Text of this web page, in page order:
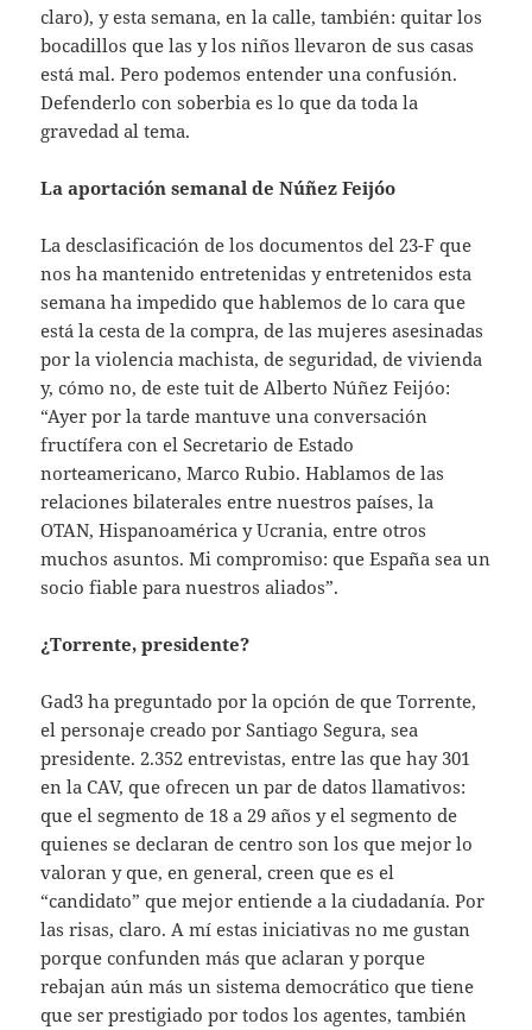
claro), y esta semana, en la calle, también: quitar los
bocadillos que las y los niños llevaron de sus casas
está mal. Pero podemos entender una confusión.
Defenderlo con soberbia es lo que da toda la
gravedad al tema.
La aportación semanal de Núñez Feijóo
La desclasificación de los documentos del 23-F que
nos ha mantenido entretenidas y entretenidos esta
semana ha impedido que hablemos de lo cara que
está la cesta de la compra, de las mujeres asesinadas
por la violencia machista, de seguridad, de vivienda
y, cómo no, de este tuit de Alberto Núñez Feijóo:
“Ayer por la tarde mantuve una conversación
fructífera con el Secretario de Estado
norteamericano, Marco Rubio. Hablamos de las
relaciones bilaterales entre nuestros países, la
OTAN, Hispanoamérica y Ucrania, entre otros
muchos asuntos. Mi compromiso: que España sea un
socio fiable para nuestros aliados”.
¿Torrente, presidente?
Gad3 ha preguntado por la opción de que Torrente,
el personaje creado por Santiago Segura, sea
presidente. 2.352 entrevistas, entre las que hay 301
en la CAV, que ofrecen un par de datos llamativos:
que el segmento de 18 a 29 años y el segmento de
quienes se declaran de centro son los que mejor lo
valoran y que, en general, creen que es el
“candidato” que mejor entiende a la ciudadanía. Por
las risas, claro. A mí estas iniciativas no me gustan
porque confunden más que aclaran y porque
rebajan aún más un sistema democrático que tiene
que ser prestigiado por todos los agentes, también